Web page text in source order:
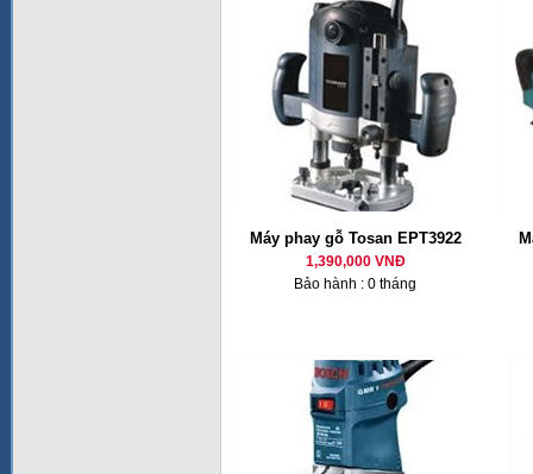
Máy phay gỗ Tosan EPT3922
1,390,000 VNĐ
Bảo hành : 0 tháng